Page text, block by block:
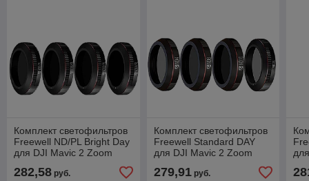
Комплект светофильтров
Freewell ND/PL Bright Day
для DJI Mavic 2 Zoom
282,58 руб.
Комплект светофильтров
Freewell Standard DAY
для DJI Mavic 2 Zoom
279,91руб.